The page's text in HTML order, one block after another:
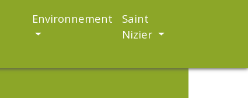
Environnement
Saint
Nizier